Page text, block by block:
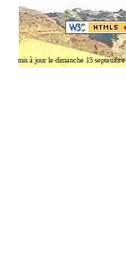
mis à jour le dimanche 15 septembre